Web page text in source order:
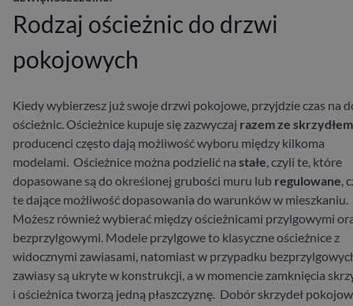
Rodzaj ościeżnic do drzwi
pokojowych
Kiedy wybierzesz już swoje drzwi pokojowe, przyjdzie czas na
ościeżnic. Ościeżnice kupuje się zazwyczaj razem ze skrzydłem
producenci często dają możliwość wyboru między kilkoma
modelami. Ościeżnice można podzielić na stałe, czyli te, które
dopasowane są do określonej grubości muru lub regulowane,
te dające możliwość dopasowania do warunków w mieszkaniu.
Możesz również wybierać między ościeżnicami przylgowymi
bezprzylgowymi. Modele przylgowe to klasyczne ościeżnice z
widocznymi zawiasami, natomiast w przypadku
zawiasy są ukryte w konstrukcji, a w momencie zamknięcia
i ościeżnica tworzą jedną płaszczyznę. Dobór skrzydeł